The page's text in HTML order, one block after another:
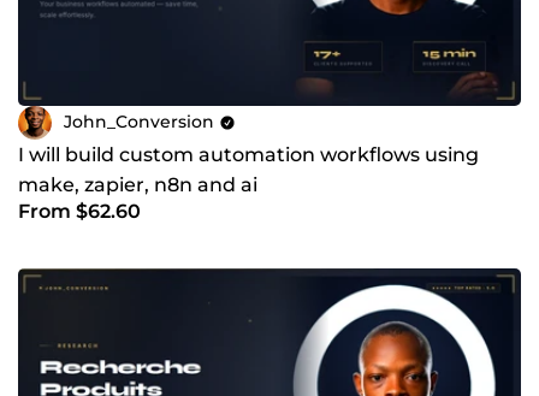
John_Conversion
I will build custom automation workflows using
make, zapier, n8n and ai
From $62.60